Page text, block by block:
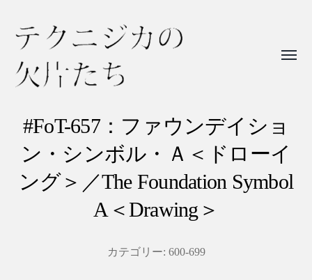
ク
ニ
ジ
カ
#FoT-657：ファウンデイショ
ン・シンボル・Ａ＜ドローイ
ング＞／The Foundation Symbol
A＜Drawing＞
カテゴリー: 600-699